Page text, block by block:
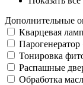
Дополнительные
Кварцевая
Тонировка
Распашные
Обработка